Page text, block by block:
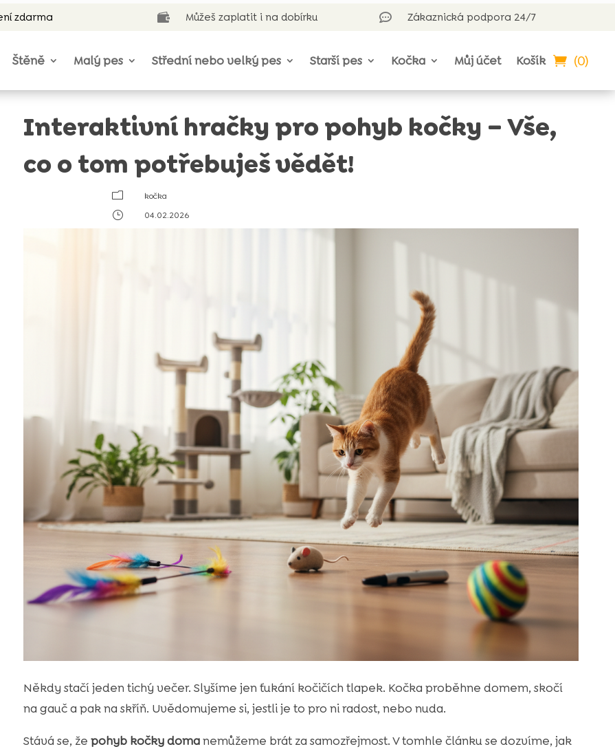
zdarma  Můžeš zaplatit i na dobírku  Zákaznická podpora 24/7
Štěně Malý pes Střední nebo velký pes Starší pes Kočka Můj účet Košík (0)
Interaktivní hračky pro pohyb kočky – Vše,
co o tom potřebuješ vědět!
m
kočka
}
04.02.2026
Někdy stačí jeden tichý večer. Slyšíme jen ťukání kočičích tlapek. Kočka proběhne domem, skočí
na gauč a pak na skříň. Uvědomujeme si, jestli je to pro ni radost, nebo nuda.
Stává se, že pohyb kočky domanemůžeme brát za samozřejmost. V tomhle článku se dozvíme, jak